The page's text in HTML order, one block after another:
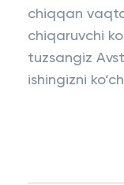
chiqqan
chiqaruvchi
tuzsangiz
ishingizni